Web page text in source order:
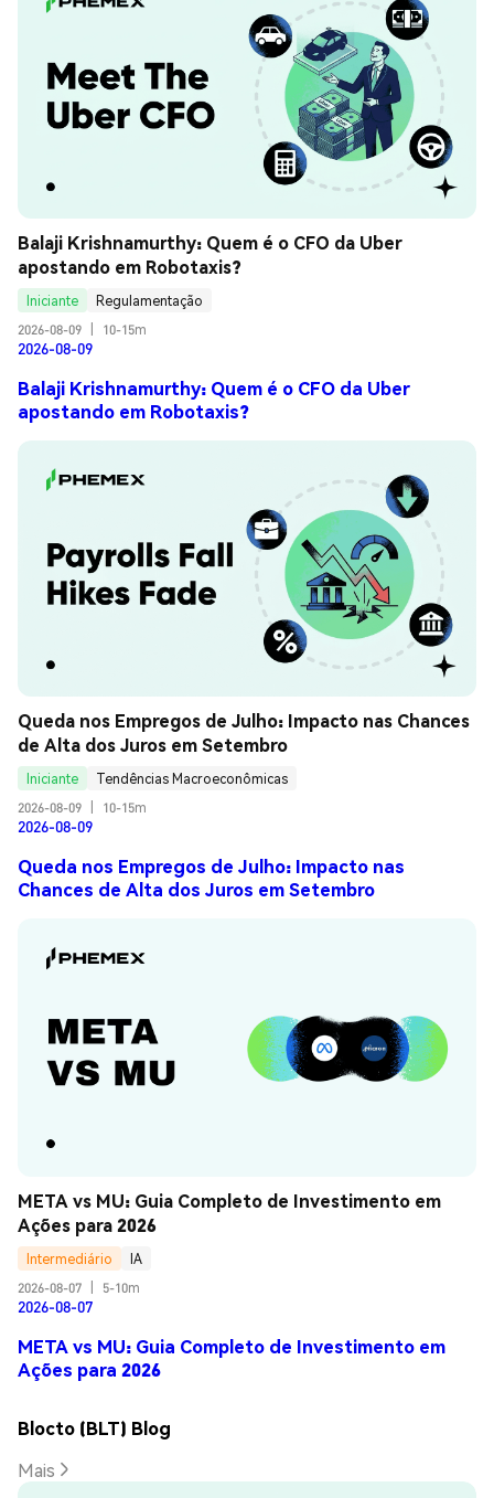
Balaji Krishnamurthy: Quem é o CFO da Uber
apostando em Robotaxis?
Iniciante
Regulamentação
2026-08-09
10-15m
2026-08-09
Balaji Krishnamurthy: Quem é o CFO da Uber
apostando em Robotaxis?
Queda nos Empregos de Julho: Impacto nas Chances
de Alta dos Juros em Setembro
Iniciante
Tendências Macroeconômicas
2026-08-09
10-15m
2026-08-09
Queda nos Empregos de Julho: Impacto nas
Chances de Alta dos Juros em Setembro
META vs MU: Guia Completo de Investimento em
Ações para 2026
Intermediário
IA
2026-08-07
5-10m
2026-08-07
META vs MU: Guia Completo de Investimento em
Ações para 2026
Blocto (BLT) Blog
Mais